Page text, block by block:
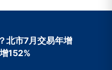
北市7月交易年增
152%